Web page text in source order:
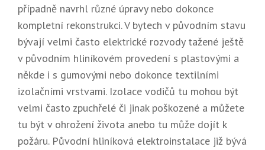
případně navrhl různé úpravy nebo dokonce
kompletní rekonstrukci. V bytech v původním stavu
bývají velmi často elektrické rozvody tažené ještě
v původním hliníkovém provedení s plastovými a
někde i s gumovými nebo dokonce textilními
izolačními vrstvami. Izolace vodičů tu mohou být
velmi často zpuchřelé či jinak poškozené a můžete
tu být v ohrožení života anebo tu může dojít k
požáru. Původní hliníková elektroinstalace již bývá